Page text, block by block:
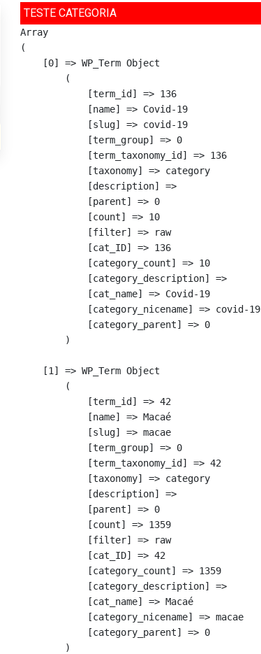
TESTE CATEGORIA
Array
(
    [0] => WP_Term Object
        (
            [term_id] => 136
            [name] => Covid-19
            [slug] => covid-19
            [term_group] => 0
            [term_taxonomy_id] => 136
            [taxonomy] => category
            [description] =>
            [parent] => 0
            [count] => 10
            [filter] => raw
            [cat_ID] => 136
            [category_count] => 10
            [category_description] =>
            [cat_name] => Covid-19
            [category_nicename] => covid-19
            [category_parent] => 0
        )
    [1] => WP_Term Object
        (
            [term_id] => 42
            [name] => Macaé
            [slug] => macae
            [term_group] => 0
            [term_taxonomy_id] => 42
            [taxonomy] => category
            [description] =>
            [parent] => 0
            [count] => 1359
            [filter] => raw
            [cat_ID] => 42
            [category_count] => 1359
            [category_description] =>
            [cat_name] => Macaé
            [category_nicename] => macae
            [category_parent] => 0
        )